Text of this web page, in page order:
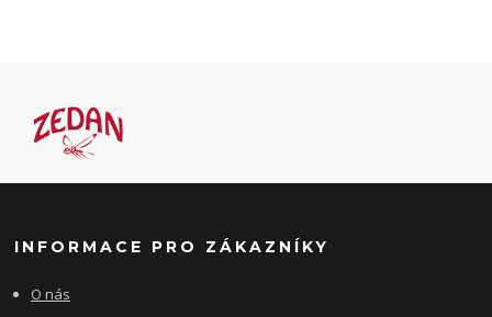
INFORMACE PRO ZÁKAZNÍKY
O nás